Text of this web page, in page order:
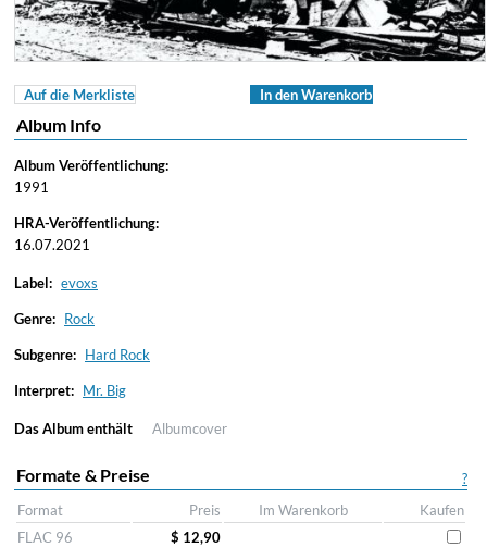
Auf die Merkliste In den Warenkorb
Album Info
Album Veröffentlichung:
1991
HRA-Veröffentlichung:
16.07.2021
Label: evoxs
Genre: Rock
Subgenre: Hard Rock
Interpret: Mr. Big
Das Album enthält Albumcover
?
Formate & Preise
Format Preis Im Warenkorb
Kaufen
FLAC 96
$ 12,90